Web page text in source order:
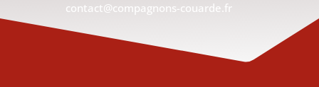
contact@compagnons-couarde.fr